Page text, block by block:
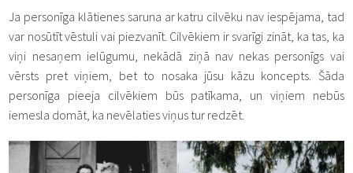
Ja personīga klātienes saruna ar katru cilvēku nav iespējama, tad
var nosūtīt vēstuli vai piezvanīt. Cilvēkiem ir svarīgi zināt, ka tas, ka
viņi nesaņem ielūgumu, nekādā ziņā nav nekas personīgs vai
vērsts pret viņiem, bet to nosaka jūsu kāzu koncepts. Šāda
personīga pieeja cilvēkiem būs patīkama, un viņiem nebūs
iemesla domāt, ka nevēlaties viņus tur redzēt.